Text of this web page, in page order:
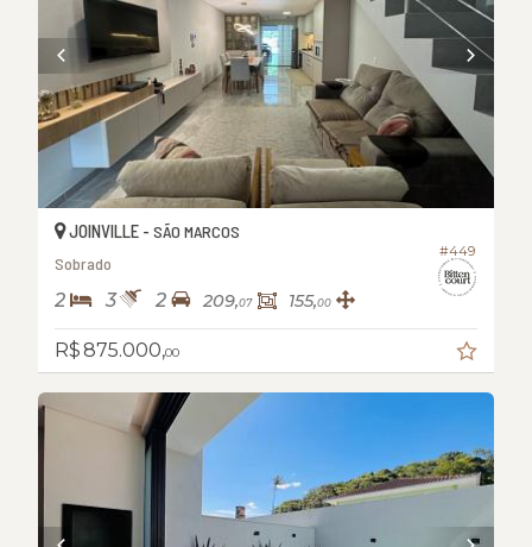
#449
JOINVILLE - SÃO MARCOS
Sobrado
2 3 2 209,07 155,00
R$ 875.000,00